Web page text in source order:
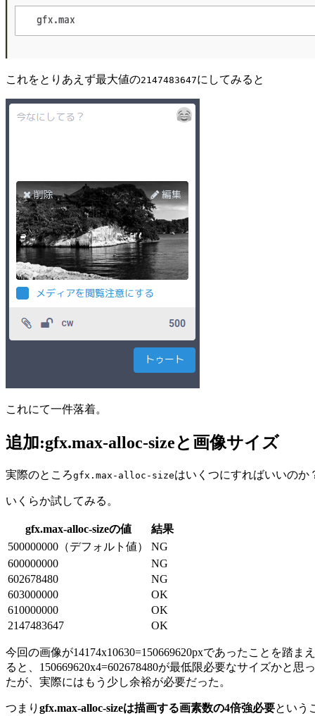
これをとりあえず最大値の2147483647にしてみると
これにて一件落着。
追加:gfx.max-alloc-sizeと画像サイズ
実際のところgfx.max-alloc-sizeはいくつにすればいいのか
いくらか試してみる。
gfx.max-alloc-sizeの値
結果
500000000（デフォルト値）
NG
600000000
NG
602678480
NG
603000000
OK
610000000
OK
2147483647
OK
今回の画像が14174x10630=150669620pxであったことを踏まえ
ると、150669620x4=602678480が最低限必要なサイズかと思っ
たが、実際にはもう少し余裕が必要だった。
つまり gfx.max-alloc-sizeは描画する画素数の4倍強必要という